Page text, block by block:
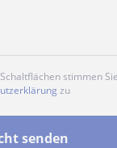
stimmen
zu
senden